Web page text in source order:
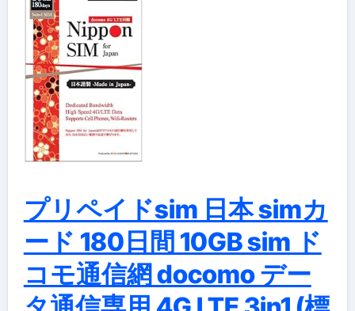
プリペイドsim 日本 simカ
ード 180日間 10GB sim ド
コモ通信網 docomo デー